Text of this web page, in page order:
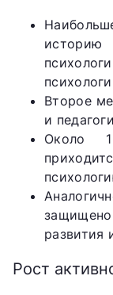
Второе
и
Около
развития
Рост